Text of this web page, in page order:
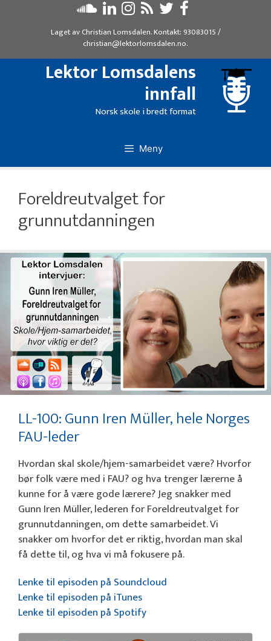
Laget avChristian Lomsdalen. Kontakt: 93083015/
christian@lektorlomsdalen.no.
Lektor Lomsdalens
innfall
Norsk skole i bredt format
Meny
Foreldreutvalget for
grunnutdanningen
LL-100: Gunn Iren Müller, hele Norges
FAU-leder
Hvordan skal skole/hjem-samarbeidet være? Hvorfor
bør folk være med i FAU? og hva trenger lærerne å
kunne for å være gode lærere? Jeg snakker med
Gunn Iren Müller, lederen for Foreldreutvalget for
grunnutdanningen, om dette samarbeidet. Vi
snakker om hvorfor det er riktig, hvordan man skal
få dette til, og hva vi må fokusere på.
Lenke til episoden på Soundcloud
Lenke til episoden på iTunes
Lenke til episoden på Spotify